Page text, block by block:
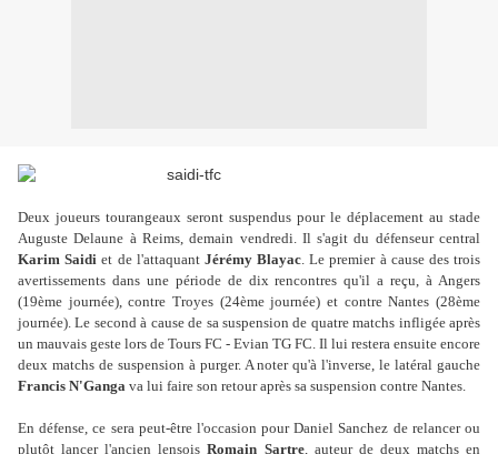
Deux joueurs tourangeaux seront suspendus pour le déplacement au stade
Auguste Delaune à Reims, demain vendredi. Il s'agit du défenseur central
Karim Saidi et de l'attaquant Jérémy Blayac. Le premier à cause des trois
avertissements dans une période de dix rencontres qu'il a reçu, à Angers
(19ème journée), contre Troyes (24ème journée) et contre Nantes (28ème
journée). Le second à cause de sa suspension de quatre matchs infligée après
un mauvais geste lors de Tours FC - Evian TG FC. Il lui restera ensuite encore
deux matchs de suspension à purger. A noter qu'à l'inverse, le latéral gauche
Francis N'Ganga va lui faire son retour après sa suspension contre Nantes.
En défense, ce sera peut-être l'occasion pour Daniel Sanchez de relancer ou
plutôt lancer l'ancien lensoisRomain Sartre, auteur de deux matchs en